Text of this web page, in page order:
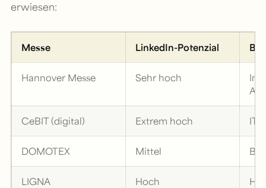
erwiesen:
Messe LinkedIn-Potenzial
Hannover Messe Sehr hoch
CeBIT (digital) Extrem hoch IT,
DOMOTEX Mittel
LIGNA Hoch